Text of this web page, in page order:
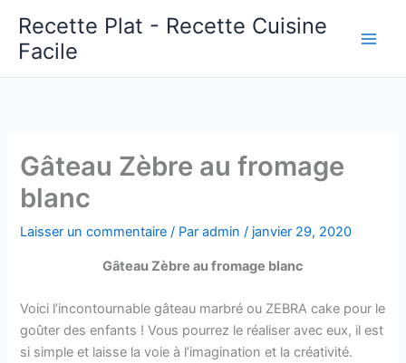
contenu
Recette Plat - Recette Cuisine
Facile
Gâteau Zèbre au fromage
blanc
Laisser un commentaire / Paradmin/ janvier 29, 2020
Gâteau Zèbre au fromage blanc
Voici l’incontournable gâteau marbré ou ZEBRA cake pour le
goûter des enfants ! Vous pourrez le réaliser avec eux, il est
si simple et laisse la voie à l’imagination et la créativité.